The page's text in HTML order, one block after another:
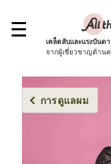
เคล็ดลับและแรงบันด
จากผู้เชี่ยวชาญด้านค
การดูแลผม